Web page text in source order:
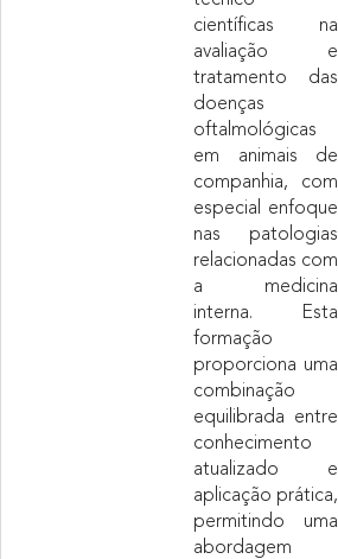
científicas na
avaliação e
tratamento das
doenças
oftalmológicas
em animais de
companhia, com
especial enfoque
nas patologias
relacionadas com
a medicina
interna.
Esta
formação
proporciona uma
combinação
equilibrada entre
conhecimento
atualizado e
aplicação prática,
permitindo uma
abordagem